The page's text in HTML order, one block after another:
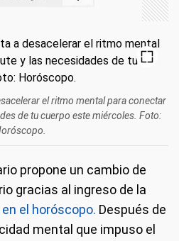
el ritmo mental para conectar
de tu cuerpo este miércoles. Foto:
propone un cambio de
gracias al ingreso de la
el horóscopo. Después de
mental que impuso el